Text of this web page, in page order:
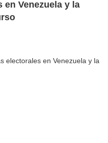
en Venezuela y la